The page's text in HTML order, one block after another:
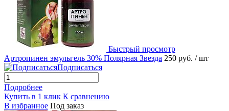
Быстрый просмотр
Артропинен эмульгель 30% Полярная Звезда 250 руб. / шт
Подписаться
Подробнее
Купить в 1 клик К сравнению
В избранное Под заказ